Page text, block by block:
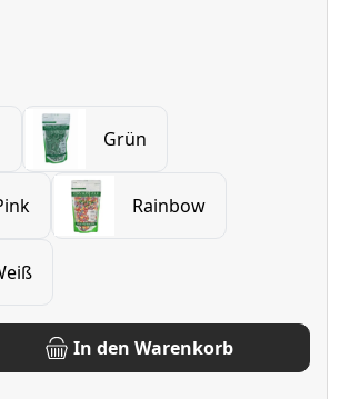
Grün
Rainbow
Wert ein oder benutze die Schaltflächen
In den Warenkorb